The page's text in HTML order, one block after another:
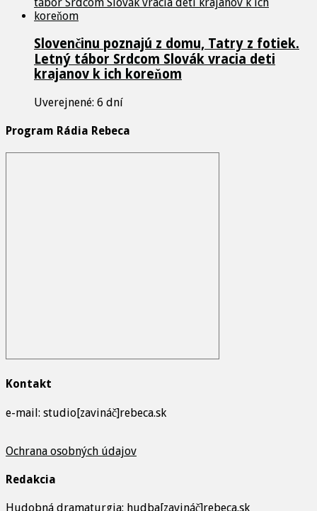
Slovenčinu poznajú z domu, Tatry z fotiek.
Letný tábor Srdcom Slovák vracia deti
krajanov k ich koreňom
Uverejnené: 6 dní
Program Rádia Rebeca
Kontakt
e-mail: studio[zavináč]rebeca.sk
Ochrana osobných údajov
Redakcia
Hudobná dramaturgia: hudba[zavináč]rebeca.sk